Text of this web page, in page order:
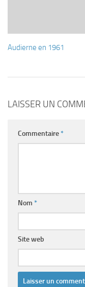
Audierne en 1961
LAISSER UN
Commentaire*
Nom *
Site web